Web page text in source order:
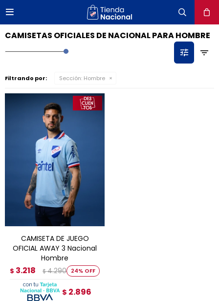

CAMISETAS OFICIALES DE NACIONAL PARA HOMBRE
Filtrando por: Sección: Hombre
CAMISETA DE JUEGO
OFICIAL AWAY 3 Nacional
Hombre
$ 3.218 $ 4.290 24
$ 2.896
close